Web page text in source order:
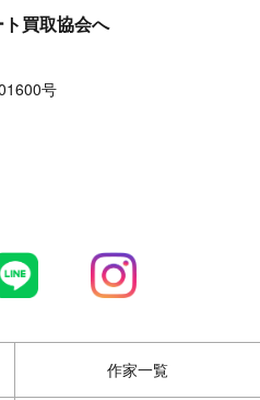
買取協会へ
号
作家一覧